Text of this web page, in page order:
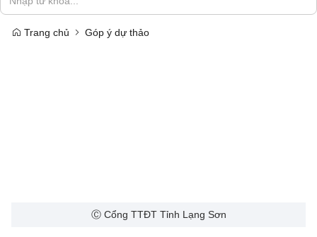
Trang chủ Góp ý dự thảo
Ⓒ Cổng TTĐT Tỉnh Lạng Sơn